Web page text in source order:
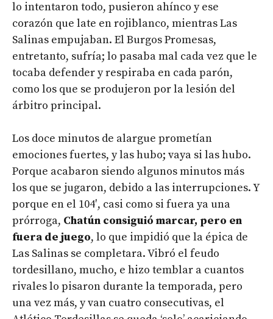
lo intentaron todo, pusieron ahínco y ese
corazón que late en rojiblanco, mientras Las
Salinas empujaban. El Burgos Promesas,
entretanto, sufría; lo pasaba mal cada vez que le
tocaba defender y respiraba en cada parón,
como los que se produjeron por la lesión del
árbitro principal.
Los doce minutos de alargue prometían
emociones fuertes, y las hubo; vaya si las hubo.
Porque acabaron siendo algunos minutos más
los que se jugaron, debido a las interrupciones. Y
porque en el 104′, casi como si fuera ya una
prórroga, Chatún consiguió marcar, pero en
fuera de juego, lo que impidió que la épica de
Las Salinas se completara. Vibró el feudo
tordesillano, mucho, e hizo temblar a cuantos
rivales lo pisaron durante la temporada, pero
una vez más, y van cuatro consecutivas, el